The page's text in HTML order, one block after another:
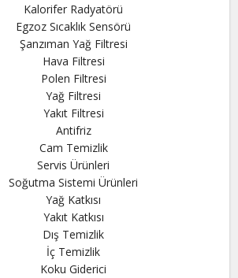
Kalorifer Radyatörü
Egzoz Sıcaklık Sensörü
Şanzıman Yağ Filtresi
Hava Filtresi
Polen Filtresi
Yağ Filtresi
Yakıt Filtresi
Antifriz
Cam Temizlik
Servis Ürünleri
Soğutma Sistemi Ürünleri
Yağ Katkısı
Yakıt Katkısı
Dış Temizlik
İç Temizlik
Koku Giderici